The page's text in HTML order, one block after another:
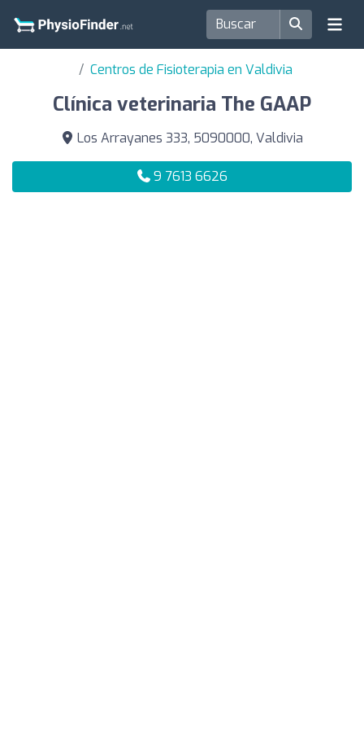
Centros de Fisioterapia en Valdivia
Clínica veterinaria The GAAP
Los Arrayanes 333, 5090000, Valdivia
9 7613 6626